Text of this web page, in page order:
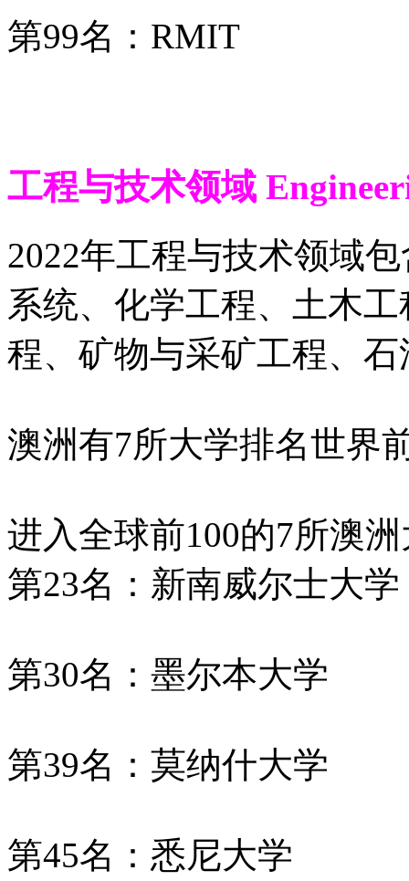
第99名：RMIT
工程与技术领域
2022年工程与技术领域
系统、化学工程、土木
程、矿物与采矿工程、
澳洲有7所大学排名世界
进入全球前100的7所澳
第23名：新南威尔士大学
第30名：墨尔本大学
第39名：莫纳什大学
第45名：悉尼大学